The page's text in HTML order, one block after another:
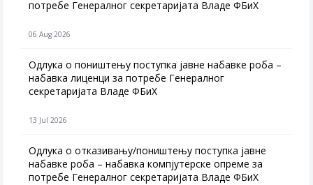
потребе Генералног секретаријата Владе ФБиХ
06 Aug 2026
Одлука о поништењу поступка јавне набавке роба –
набавка лиценци за потребе Генералног
секретаријата Владе ФБиХ
13 Jul 2026
Одлука о отказивању/поништењу поступка јавне
набавке роба – набавка компјутерске опреме за
потребе Генералног секретаријата Владе ФБиХ